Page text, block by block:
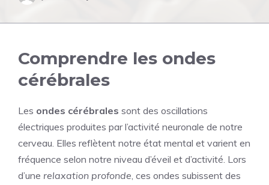
Comprendre les ondes
cérébrales
Les ondes cérébrales sont des oscillations
électriques produites par l’activité neuronale de notre
cerveau. Elles reflètent notre état mental et varient en
fréquence selon notre niveau d’éveil et d’activité. Lors
d’une relaxation profonde, ces ondes subissent des